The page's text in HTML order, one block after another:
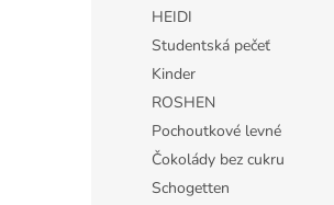
HEIDI
Studentská pečeť
Kinder
ROSHEN
Pochoutkové levné
Čokolády bez cukru
Schogetten